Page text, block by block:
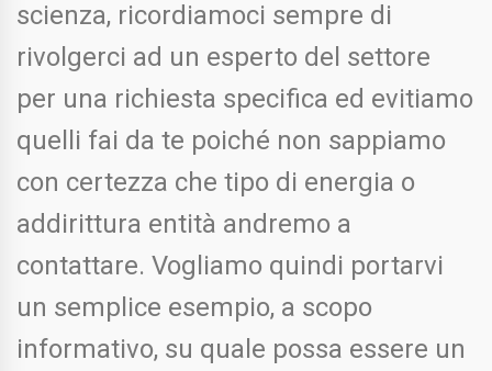
scienza, ricordiamoci sempre di
rivolgerci ad un esperto del settore
per una richiesta specifica ed evitiamo
quelli fai da te poiché non sappiamo
con certezza che tipo di energia o
addirittura entità andremo a
contattare. Vogliamo quindi portarvi
un semplice esempio, a scopo
informativo, su quale possa essere un